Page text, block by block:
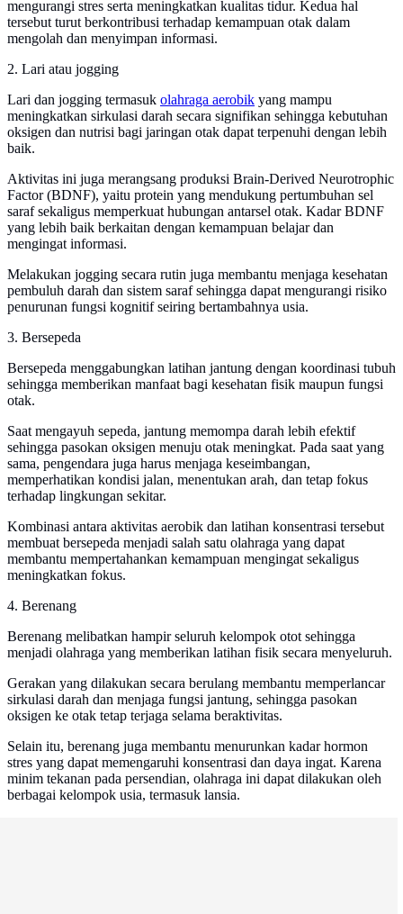
mengurangi stres serta meningkatkan kualitas tidur. Kedua hal
tersebut turut berkontribusi terhadap kemampuan otak dalam
mengolah dan menyimpan informasi.
2. Lari atau jogging
Lari dan jogging termasuk olahraga aerobik yang mampu
meningkatkan sirkulasi darah secara signifikan sehingga kebutuhan
oksigen dan nutrisi bagi jaringan otak dapat terpenuhi dengan lebih
baik.
Aktivitas ini juga merangsang produksi Brain-Derived Neurotrophic
Factor (BDNF), yaitu protein yang mendukung pertumbuhan sel
saraf sekaligus memperkuat hubungan antarsel otak. Kadar BDNF
yang lebih baik berkaitan dengan kemampuan belajar dan
mengingat informasi.
Melakukan jogging secara rutin juga membantu menjaga kesehatan
pembuluh darah dan sistem saraf sehingga dapat mengurangi risiko
penurunan fungsi kognitif seiring bertambahnya usia.
3. Bersepeda
Bersepeda menggabungkan latihan jantung dengan koordinasi tubuh
sehingga memberikan manfaat bagi kesehatan fisik maupun fungsi
otak.
Saat mengayuh sepeda, jantung memompa darah lebih efektif
sehingga pasokan oksigen menuju otak meningkat. Pada saat yang
sama, pengendara juga harus menjaga keseimbangan,
memperhatikan kondisi jalan, menentukan arah, dan tetap fokus
terhadap lingkungan sekitar.
Kombinasi antara aktivitas aerobik dan latihan konsentrasi tersebut
membuat bersepeda menjadi salah satu olahraga yang dapat
membantu mempertahankan kemampuan mengingat sekaligus
meningkatkan fokus.
4. Berenang
Berenang melibatkan hampir seluruh kelompok otot sehingga
menjadi olahraga yang memberikan latihan fisik secara menyeluruh.
Gerakan yang dilakukan secara berulang membantu memperlancar
sirkulasi darah dan menjaga fungsi jantung, sehingga pasokan
oksigen ke otak tetap terjaga selama beraktivitas.
Selain itu, berenang juga membantu menurunkan kadar hormon
stres yang dapat memengaruhi konsentrasi dan daya ingat. Karena
minim tekanan pada persendian, olahraga ini dapat dilakukan oleh
berbagai kelompok usia, termasuk lansia.